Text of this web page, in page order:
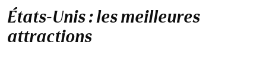
États-Unis : les meilleures
attractions